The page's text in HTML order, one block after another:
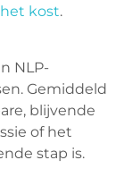
kost.
NLP-
Gemiddeld
blijvende
of het
stap is.